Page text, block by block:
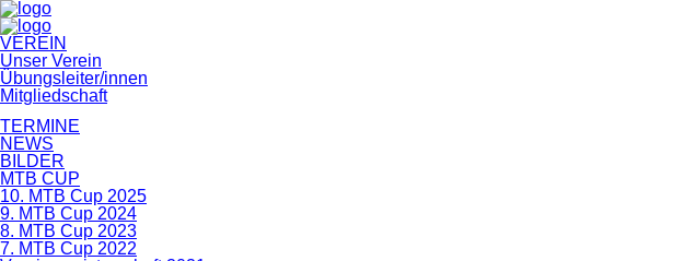
Navigation
überspringen
VEREIN
Unser Verein
Übungsleiter/innen
Mitgliedschaft
TERMINE
NEWS
BILDER
MTB CUP
10. MTB Cup 2025
9. MTB Cup 2024
8. MTB Cup 2023
7. MTB Cup 2022